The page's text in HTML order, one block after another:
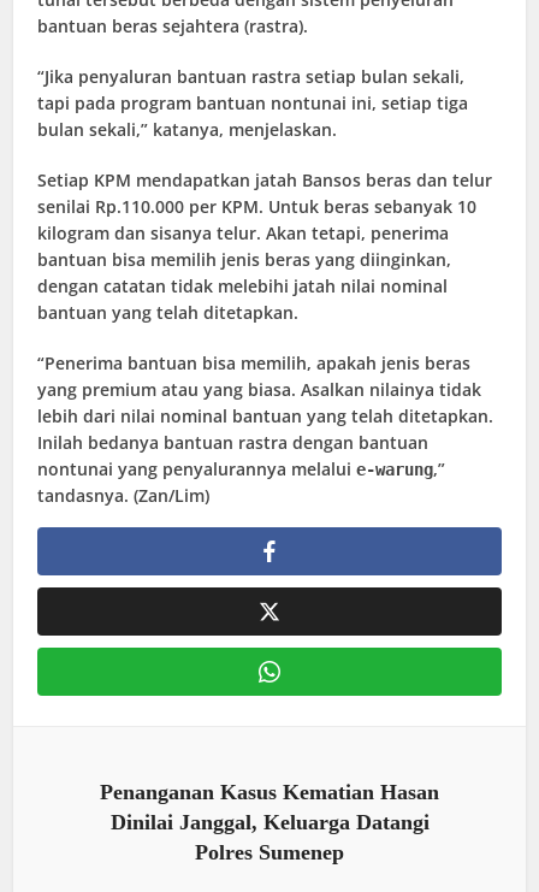
bantuan beras sejahtera (rastra).
“Jika penyaluran bantuan rastra setiap bulan sekali,
tapi pada program bantuan nontunai ini, setiap tiga
bulan sekali,” katanya, menjelaskan.
Setiap KPM mendapatkan jatah Bansos beras dan telur
senilai Rp.110.000 per KPM. Untuk beras sebanyak 10
kilogram dan sisanya telur. Akan tetapi, penerima
bantuan bisa memilih jenis beras yang diinginkan,
dengan catatan tidak melebihi jatah nilai nominal
bantuan yang telah ditetapkan.
“Penerima bantuan bisa memilih, apakah jenis beras
yang premium atau yang biasa. Asalkan nilainya tidak
lebih dari nilai nominal bantuan yang telah ditetapkan.
Inilah bedanya bantuan rastra dengan bantuan
nontunai yang penyalurannya melaluie-warung,”
tandasnya. (Zan/Lim)
Penanganan Kasus Kematian Hasan
Dinilai Janggal, Keluarga Datangi
Polres Sumenep